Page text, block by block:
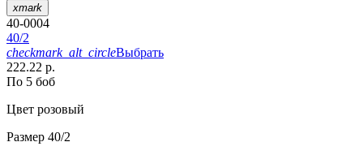
xmark
40-0004
40/2
checkmark_alt_circleВыбрать
222.22 р.
По 5 боб
Цвет розовый
Размер 40/2